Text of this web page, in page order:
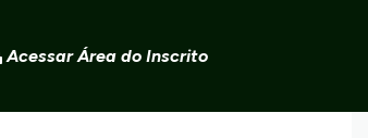
Acessar Área do Inscrito